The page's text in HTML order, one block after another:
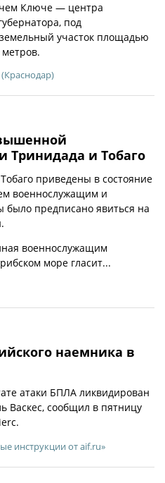
Ключе — центра
под
участок площадью
Тринидада и Тобаго
приведены в состояние
военнослужащим и
предписано явиться на
военнослужащим
море гласит...
наемника в
атаки БПЛА ликвидирован
Васкес, сообщил в пятницу
инструкции от aif.ru»